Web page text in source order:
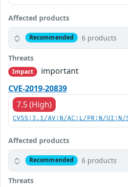
Affected products
Recommended 6 products
Threats
Impact
important
CVE-2019-20839
7.5 (High)
CVSS:3.1/AV:N/AC:L/PR:N/
Affected products
Recommended 6 products
Threats